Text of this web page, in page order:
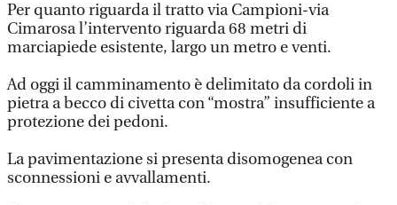
Per quanto riguarda il tratto via Campioni-via
Cimarosa l’intervento riguarda 68 metri di
marciapiede esistente, largo un metro e venti.
Ad oggi il camminamento è delimitato da cordoli in
pietra a becco di civetta con “mostra” insufficiente a
protezione dei pedoni.
La pavimentazione si presenta disomogenea con
sconnessioni e avvallamenti.